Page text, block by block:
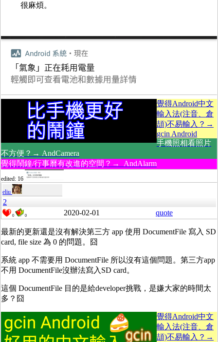
很麻煩。
覺得Android中文
輸入法(注音、倉
頡)不易輸入？→
gcin Android
手機照相看照片
不方便？→ AndCamera
覺得鬧鐘/行事曆有改進的空間？→ AndAlarm
edited: 16
eliu
2
0 0 2020-02-01 quote
最新的更新還是沒有解決第三方 app 使用 DocumentFile 寫入 SD
card, file size 為 0 的問題。囧
系統 app 不需要用 DocumentFile 所以沒有這個問題。第三方app
不用 DocumentFile沒辦法寫入SD card。
這個 DocumentFile 目的是給developer挑戰，是嫌大家的時間太
多？囧
覺得Android中文
輸入法(注音、倉
頡)不易輸入？→